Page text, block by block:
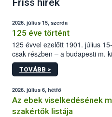
Friss hírek
2026. július 15, szerda
125 éve történt
125 évvel ezelőtt 1901. július
csak részben – a budapesti m.
állomás a Kis Rókus utca 15.
tervezett új épületébe.
TOVÁBB >
2026. július 6, hétfő
Az ebek viselkedésének
szakértők listája